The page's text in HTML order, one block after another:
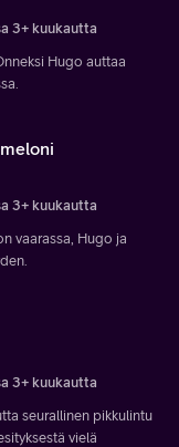
3+ kuukautta
Hugo auttaa
3+ kuukautta
vaarassa, Hugo ja
3+ kuukautta
seurallinen pikkulintu
vielä